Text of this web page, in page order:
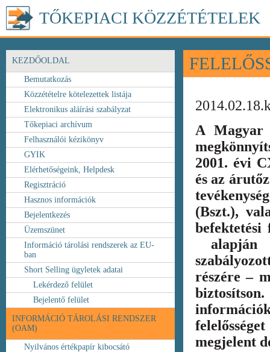
TŐKEPIACI KÖZZÉTÉTELEK
KEZDŐOLDAL
Bemutatkozás
Közzétételre kötelezettek listája
Elektronikus aláírási szabályzat
Tőkepiaci archívum
Felhasználói kézikönyv
GYIK
Elérhetőségeink, Helpdesk
Regisztráció
Hasznos információk
Bejelentkezés
Üzemszünet
Információ tárolási rendszerek az EU-
ban
Short Selling ügyletek adatai
Lekérdező felület
Bejelentő felület
INFORMÁCIÓ TÁROLÁSI RENDSZER
(OAM)
Nyilvános értékpapír kibocsátó
A Magyar
2001. évi
és az
(Bszt.),
alapján
részére –
megjelent